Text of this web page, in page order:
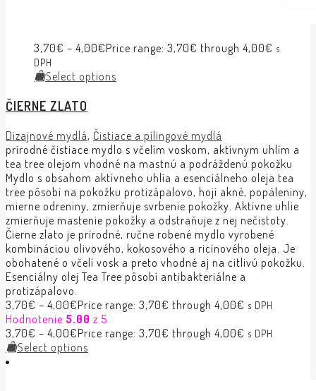
3,70€ – 4,00€Price range: 3,70€ through 4,00€ s
DPH
Select options
ČIERNE ZLATO
Dizajnové mydlá, Čistiace a pílingové mydlá
prírodné čistiace mydlo s včelím voskom, aktívnym uhlím a
tea tree olejom vhodné na mastnú a podráždenú pokožku
Mydlo s obsahom aktívneho uhlia a esenciálneho oleja tea
tree pôsobí na pokožku protizápalovo, hojí akné, popáleniny,
mierne odreniny, zmierňuje svrbenie pokožky. Aktívne uhlie
zmierňuje mastenie pokožky a odstraňuje z nej nečistoty.
Čierne zlato je prírodné, ručne robené mydlo vyrobené
kombináciou olivového, kokosového a ricínového oleja. Je
obohatené o včelí vosk a preto vhodné aj na citlivú pokožku.
Esenciálny olej Tea Tree pôsobí antibakteriálne a
protizápalovo.
3,70€ – 4,00€Price range: 3,70€ through 4,00€ s DPH
Hodnotenie 5.00 z 5
3,70€ – 4,00€Price range: 3,70€ through 4,00€ s DPH
Select options